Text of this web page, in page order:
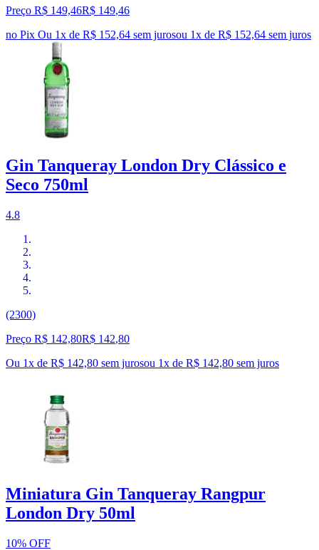
Preço R$ 149,46R$ 149,46
no Pix Ou 1x de R$ 152,64 sem jurosou 1x de R$ 152,64 sem juros
Gin Tanqueray London Dry Clássico e
Seco 750ml
4.8
(2300)
Preço R$ 142,80R$ 142,80
Ou 1x de R$ 142,80 sem jurosou 1x de R$ 142,80 sem juros
Miniatura Gin Tanqueray Rangpur
London Dry 50ml
10% OFF